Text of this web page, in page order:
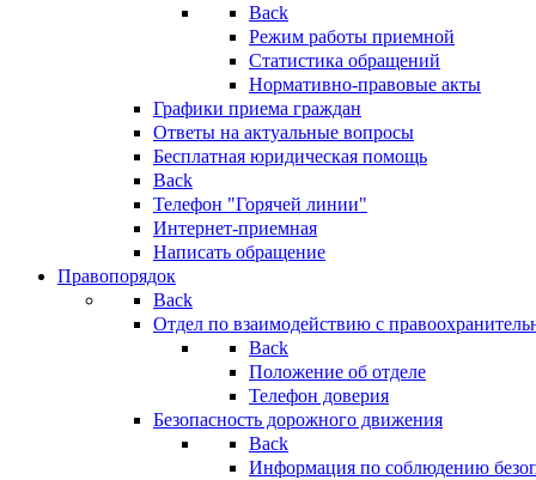
Back
Режим работы приемной
Статистика обращений
Нормативно-правовые акты
Графики приема граждан
Ответы на актуальные вопросы
Бесплатная юридическая помощь
Back
Телефон "Горячей линии"
Интернет-приемная
Написать обращение
Правопорядок
Back
Отдел по взаимодействию с
Back
Положение об отделе
Телефон доверия
Безопасность дорожного движения
Back
Информация по соблюдению